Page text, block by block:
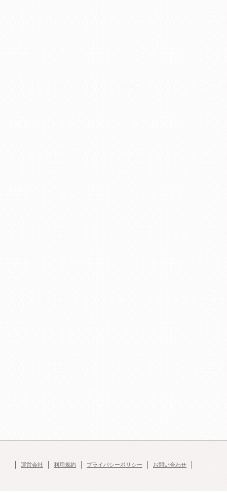
運営会社 利用規約 プライバシーポリシー お問い合わせ